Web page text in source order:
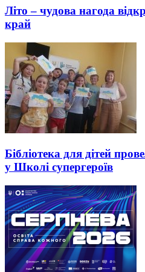
Літо – чудова нагода
край
Бібліотека для дітей
у Школі супергероїв